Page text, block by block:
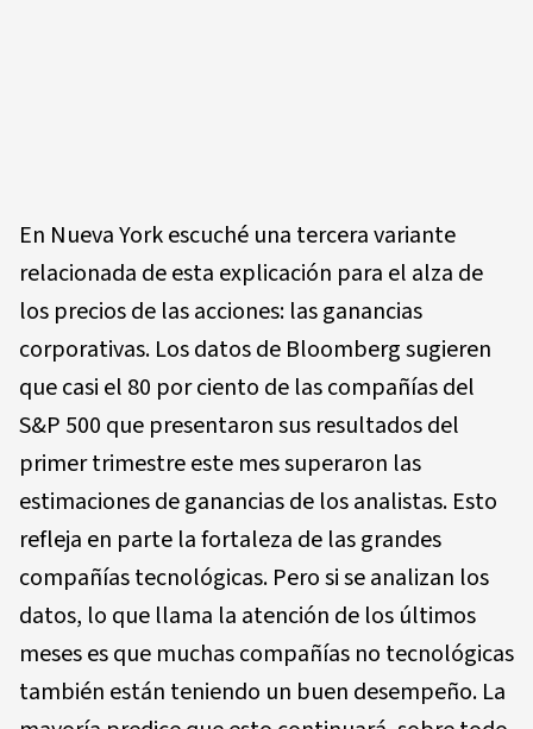
En Nueva York escuché una tercera variante
relacionada de esta explicación para el alza de
los precios de las acciones: las ganancias
corporativas. Los datos de Bloomberg sugieren
que casi el 80 por ciento de las compañías del
S&P 500 que presentaron sus resultados del
primer trimestre este mes superaron las
estimaciones de ganancias de los analistas. Esto
refleja en parte la fortaleza de las grandes
compañías tecnológicas. Pero si se analizan los
datos, lo que llama la atención de los últimos
meses es que muchas compañías no tecnológicas
también están teniendo un buen desempeño. La